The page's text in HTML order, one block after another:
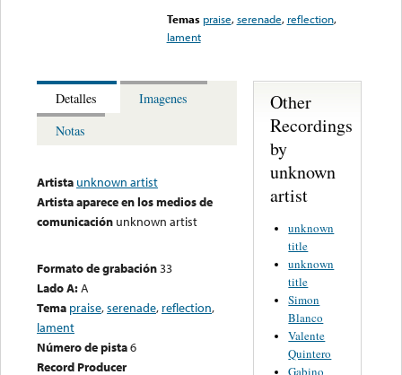
Temas praise,serenade, reflection,
lament
Detalles
Imagenes
Notas
Artista unknown artist
Artista aparece en los medios de
comunicación unknown artist
Formato de grabación33
Lado A:A
Tema praise,serenade, reflection,
lament
Número de pista6
Record Producer
Other
Recordings
by
unknown
artist
unknown
title
unknown
title
Simon
Blanco
Valente
Quintero
Gabino